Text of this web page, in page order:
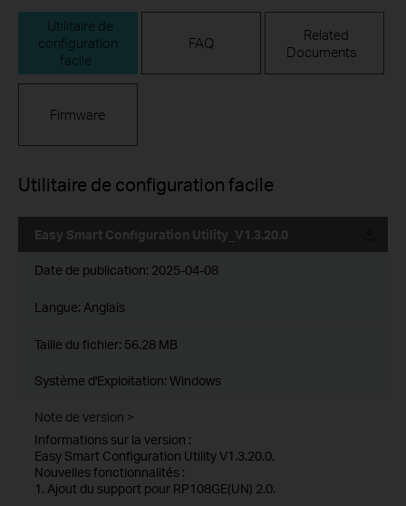
Utilitaire de
configuration
facile
FAQ
Related
Documents
Firmware
Utilitaire de configuration facile
Easy Smart Configuration Utility_V1.3.20.0
Date de publication: 2025-04-08
Langue: Anglais
Taille du fichier: 56.28 MB
Système d'Exploitation: Windows
Note de version >
Informations sur la version :
Easy Smart Configuration Utility V1.3.20.0.
Nouvelles fonctionnalités :
1. Ajout du support pour RP108GE(UN) 2.0.